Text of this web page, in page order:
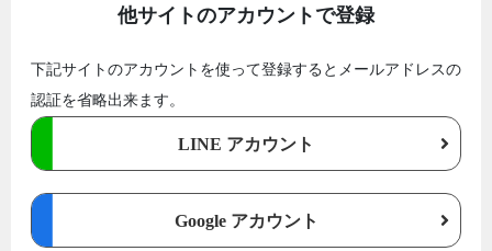
他サイトのアカウントで登録
下記サイトのアカウントを使って登録するとメールアドレスの
認証を省略出来ます。
LINE アカウント
Google アカウント